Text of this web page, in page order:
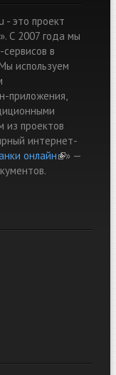
- это проект
С 2007 года мы
в
используем
приложения,
из проектов
интернет-
онлайн(link is
» —